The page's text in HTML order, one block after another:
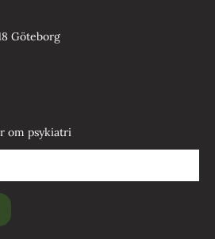
Göteborg
om psykiatri